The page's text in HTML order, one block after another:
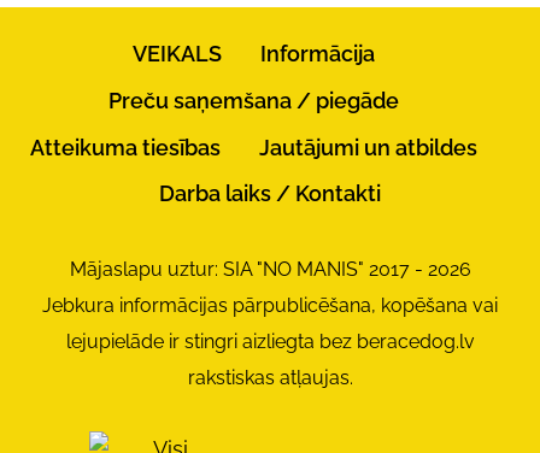
VEIKALS
Informācija
Preču saņemšana / piegāde
Atteikuma tiesības
Jautājumi un atbildes
Darba laiks / Kontakti
Mājaslapu uztur: SIA "NO MANIS" 2017 - 2026
Jebkura informācijas pārpublicēšana, kopēšana vai
lejupielāde ir stingri aizliegta bez beracedog.lv
rakstiskas atļaujas.